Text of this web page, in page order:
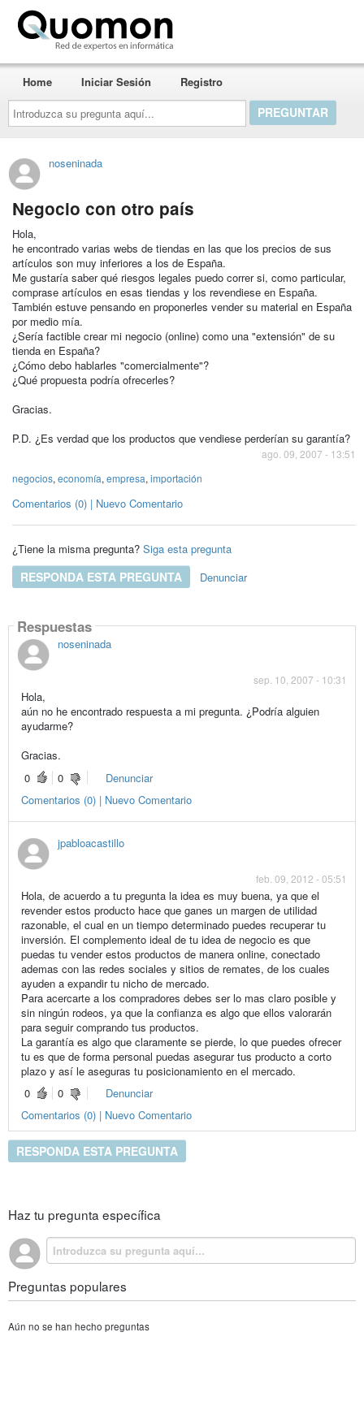
Introduzca
su
pregunta
aquí...
Home Iniciar Sesión Registro
noseninada
Negocio con otro país
Hola,
he encontrado varias webs de tiendas en las que los precios de sus
artículos son muy inferiores a los de España.
Me gustaría saber qué riesgos legales puedo correr si, como particular,
comprase artículos en esas tiendas y los revendiese en España.
También estuve pensando en proponerles vender su material en España
por medio mía.
¿Sería factible crear mi negocio (online) como una "extensión" de su
tienda en España?
¿Cómo debo hablarles "comercialmente"?
¿Qué propuesta podría ofrecerles?
Gracias.
P.D. ¿Es verdad que los productos que vendiese perderían su garantía?
ago. 09, 2007 - 13:51
negocios, economía, empresa, importación
Comentarios (0) | Nuevo Comentario
¿Tiene la misma pregunta? Siga esta pregunta
RESPONDA ESTA PREGUNTA Denunciar
Respuestas
noseninada
sep. 10, 2007 - 10:31
Hola,
aún no he encontrado respuesta a mi pregunta. ¿Podría alguien
ayudarme?
Gracias.
0
0
Denunciar
Comentarios (0) | Nuevo Comentario
jpabloacastillo
feb. 09, 2012 - 05:51
Hola, de acuerdo a tu pregunta la idea es muy buena, ya que el
revender estos producto hace que ganes un margen de utilidad
razonable, el cual en un tiempo determinado puedes recuperar tu
inversión. El complemento ideal de tu idea de negocio es que
puedas tu vender estos productos de manera online, conectado
ademas con las redes sociales y sitios de remates, de los cuales
ayuden a expandir tu nicho de mercado.
Para acercarte a los compradores debes ser lo mas claro posible y
sin ningún rodeos, ya que la confianza es algo que ellos valorarán
para seguir comprando tus productos.
La garantía es algo que claramente se pierde, lo que puedes ofrecer
tu es que de forma personal puedas asegurar tus producto a corto
plazo y así le aseguras tu posicionamiento en el mercado.
0
0
Denunciar
Comentarios (0) | Nuevo Comentario
RESPONDA ESTA PREGUNTA
Haz tu pregunta específica
Preguntas populares
Aún no se han hecho preguntas